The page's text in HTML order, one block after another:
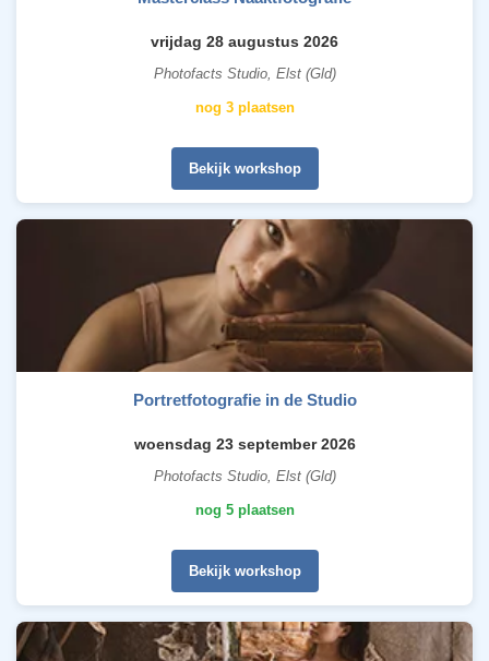
vrijdag 28 augustus 2026
Photofacts Studio, Elst (Gld)
nog 3 plaatsen
Bekijk workshop
Portretfotografie in de Studio
woensdag 23 september 2026
Photofacts Studio, Elst (Gld)
nog 5 plaatsen
Bekijk workshop